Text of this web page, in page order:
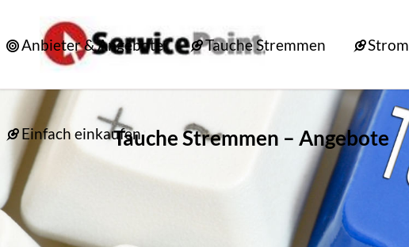
Anbieter & Angebote Tauche Stremmen Strom
Einfach einkaufenTauche Stremmen – Angebote